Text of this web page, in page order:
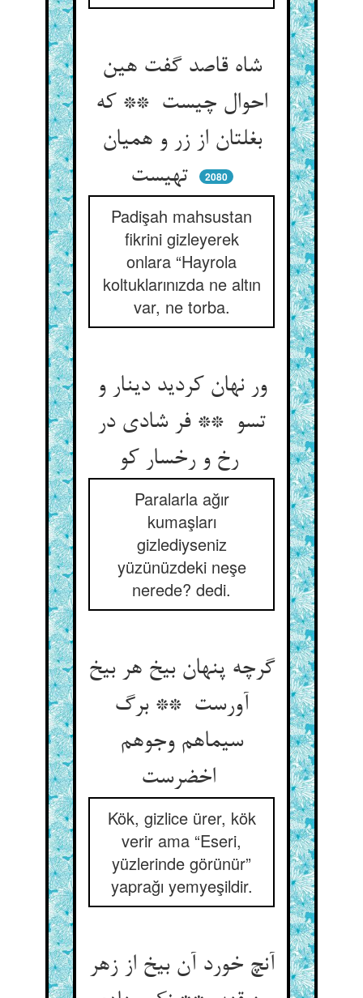
شاه قاصد گفت هین
احوال چیست ** که
بغلتان از زر و همیان
تهیست
2080
Padişah mahsustan
fikrini gizleyerek
onlara “Hayrola
koltuklarınızda ne altın
var, ne torba.
ور نهان کردید دینار و
تسو ** فر شادی در
رخ و رخسار کو
Paralarla ağır
kumaşları
gizlediyseniz
yüzünüzdeki neşe
nerede? dedi.
گرچه پنهان بیخ هر بیخ
آورست ** برگ
سیماهم وجوهم
Kök, gizlice ürer, kök
verir ama “Eseri,
yüzlerinde görünür”
yaprağı yemyeşildir.
آنچ خورد آن بیخ از زهر